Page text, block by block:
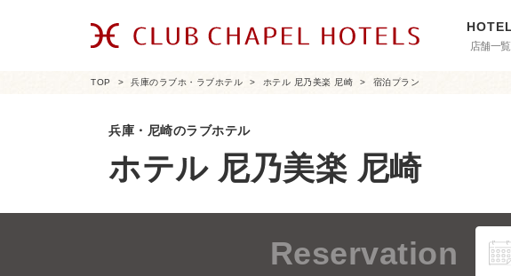
店舗一覧
TOP 兵庫のラブホ・ラブホテル ホテル 尼乃美楽 尼崎 宿泊プラン
兵庫・尼崎のラブホテル
ホテル 尼乃美楽 尼崎
Reservation